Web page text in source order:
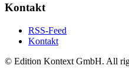
Kontakt
RSS-Feed
Kontakt
© Edition Kontext GmbH. All